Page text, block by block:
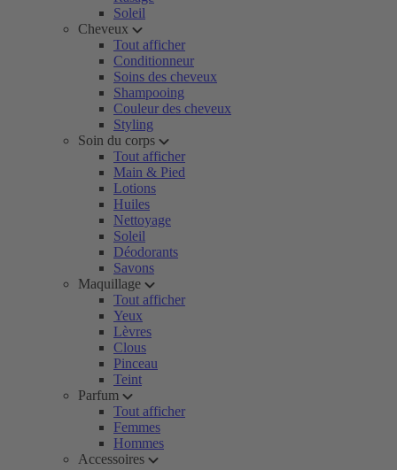
Soleil
Cheveux
Tout afficher
Conditionneur
Soins des cheveux
Shampooing
Couleur des cheveux
Styling
Soin du corps
Tout afficher
Main & Pied
Lotions
Huiles
Nettoyage
Soleil
Déodorants
Savons
Maquillage
Tout afficher
Yeux
Lèvres
Clous
Pinceau
Teint
Parfum
Tout afficher
Femmes
Hommes
Accessoires